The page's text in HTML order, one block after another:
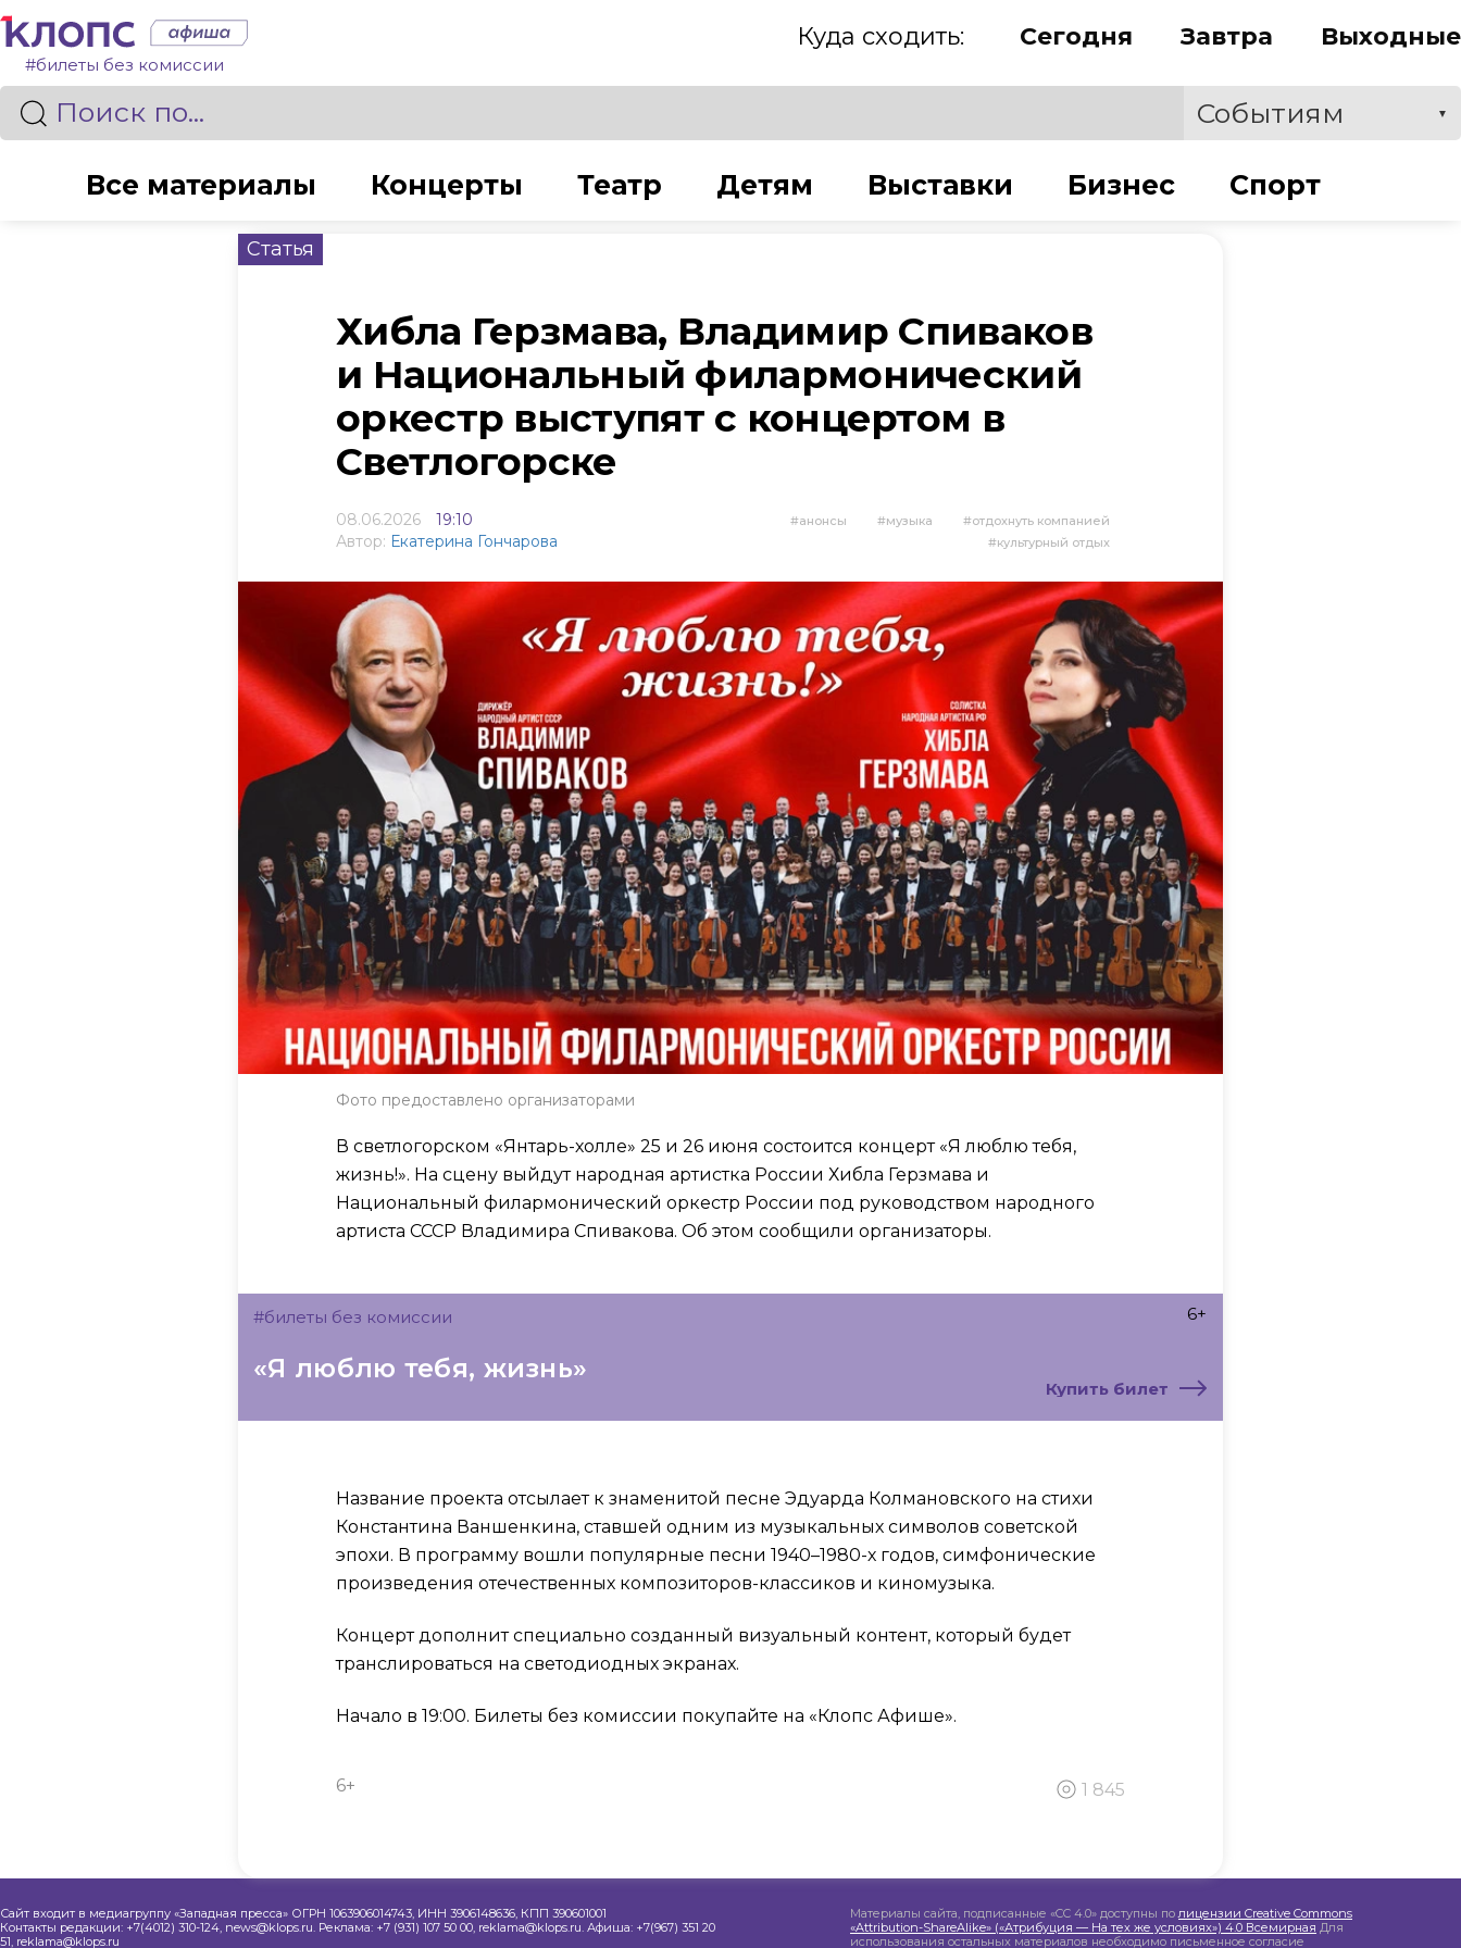
#билеты без комиссии
Куда сходить: Сегодня Завтра Выходные
Событиям ▼
Все материалы Концерты Театр Детям Выставки Бизнес Спорт
Статья
Хибла Герзмава, Владимир Спиваков
и Национальный филармонический
оркестр выступят с концертом в
Светлогорске
08.06.2026
19:10
Автор: Екатерина Гончарова
анонсы музыка
отдохнуть компанией
культурный отдых
Фото предоставлено организаторами
В светлогорском «Янтарь-холле» 25 и 26 июня состоится концерт «Я люблю тебя,
жизнь!». На сцену выйдут народная артистка России Хибла Герзмава и
Национальный филармонический оркестр России под руководством народного
артиста СССР Владимира Спивакова. Об этом сообщили организаторы.
6+
#билеты без комиссии
Купить билет
«Я люблю тебя, жизнь»
Название проекта отсылает к знаменитой песне Эдуарда Колмановского на стихи
Константина Ваншенкина, ставшей одним из музыкальных символов советской
эпохи. В программу вошли популярные песни 1940–1980-х годов, симфонические
произведения отечественных композиторов-классиков и киномузыка.
Концерт дополнит специально созданный визуальный контент, который будет
транслироваться на светодиодных экранах.
Начало в 19:00. Билеты без комиссии покупайте на «Клопс Афише».
6+ 1 845
Сайт входит в медиагруппу «Западная пресса» ОГРН 1063906014743, ИНН 3906148636, КПП 390601001
Контакты редакции: +7(4012) 310-124, news@klops.ru. Реклама: +7 (931) 107 50 00, reklama@klops.ru. Афиша: +7(967) 351 20
51, reklama@klops.ru
Материалы сайта, подписанные «CC 4.0» доступны полицензии Creative Commons
«Attribution-ShareAlike» («Атрибуция — На тех же условиях») 4.0 Всемирная Для
использования остальных материалов необходимо письменное согласие